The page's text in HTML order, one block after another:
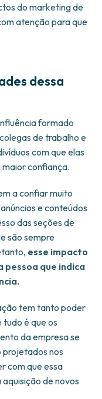
do marketing de
atenção para que
dessa
formado
de trabalho e
com que elas
confiança.
a confiar muito
e conteúdos
das seções de
são sempre
esse impacto
pessoa que indica
tem tanto poder
é que os
da empresa se
projetados nos
com que essa
de novos